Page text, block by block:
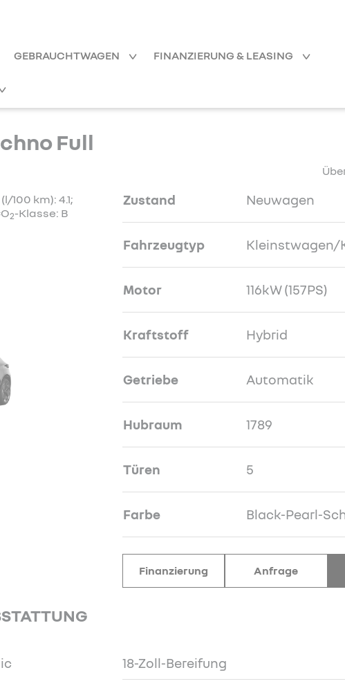
GEBRAUCHTWAGEN FINANZIERUNG & LEASING
Full
km): 4.1;
2-Klasse: B
Zustand Neuwagen
Fahrzeugtyp Kleinstwagen/
Motor 116kW (157PS)
Kraftstoff Hybrid
Getriebe Automatik
Hubraum 1789
Türen 5
Farbe Black-Pearl-
Finanzierung Anfrage
18-Zoll-Bereifung